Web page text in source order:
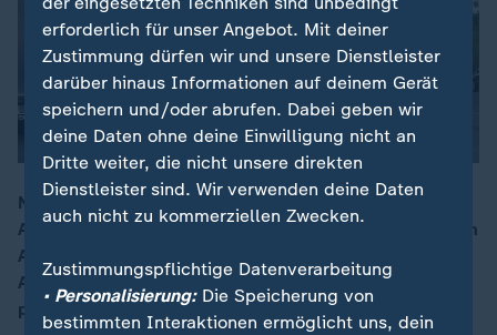
Nachts werden parkende Lkw auf vielen
Autobahnrastanlagen zur Gefahr. Eine Untersuchung im
Auftrag des ADAC ergab: Auf 48 von 100 überprüften
Anlagen mussten Laster in hochriskanten Bereichen
parken.
erforderlich für unser Angebot. Mit deiner
Zustimmung dürfen wir und unsere Dienstleister
darüber hinaus Informationen auf deinem Gerät
speichern und/oder abrufen. Dabei geben wir
deine Daten ohne deine Einwilligung nicht an
Dritte weiter, die nicht unsere direkten
Dienstleister sind. Wir verwenden deine Daten
auch nicht zu kommerziellen Zwecken.
Zustimmungspflichtige Datenverarbeitung
• Personalisierung:Die Speicherung von
bestimmten Interaktionen ermöglicht uns, dein